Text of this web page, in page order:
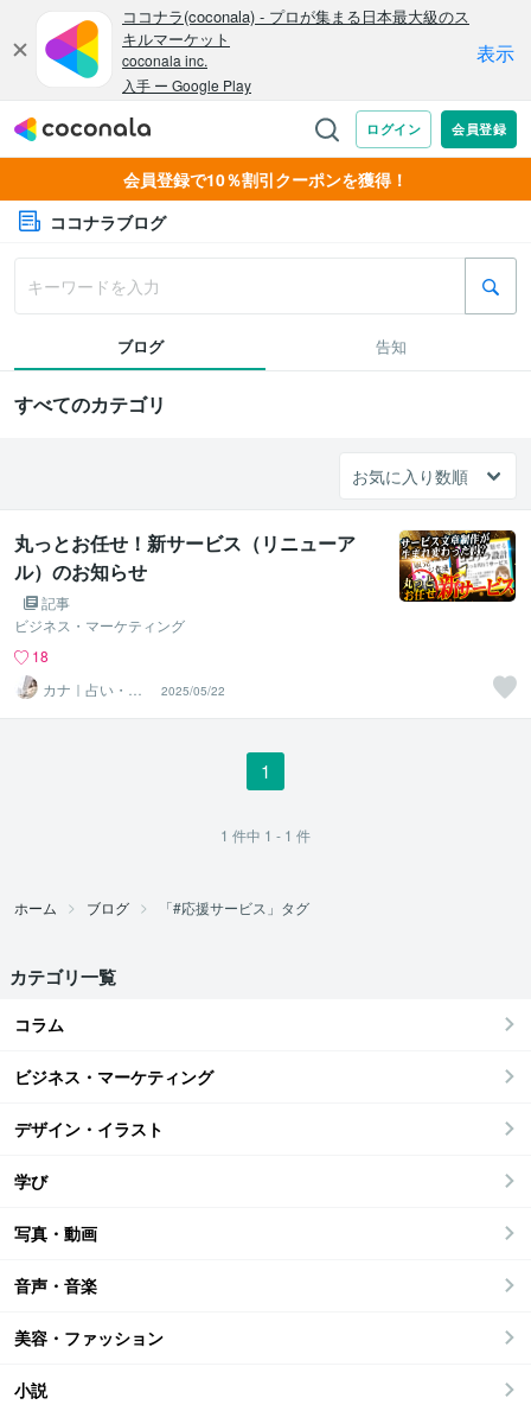
会員登録で10％割引クーポンを獲得！
ココナラブログ
ブログ 告知
すべてのカテゴリ
丸っとお任せ！新サービス（リニューア
ル）のお知らせ
記事
ビジネス・マーケティング
18
カナ｜占い・ス
ピ系専門制作代
行
2025/05/22
1
1 件中 1 - 1 件
ホーム ブログ 「#応援サービス」タグ
カテゴリ一覧
コラム
ビジネス・マーケティング
デザイン・イラスト
学び
写真・動画
音声・音楽
美容・ファッション
小説